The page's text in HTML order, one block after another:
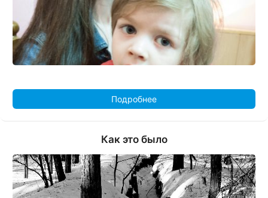
Подробнее
Как это было